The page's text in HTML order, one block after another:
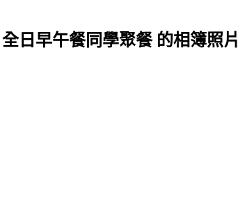
日早午餐同學聚餐 的相簿照片